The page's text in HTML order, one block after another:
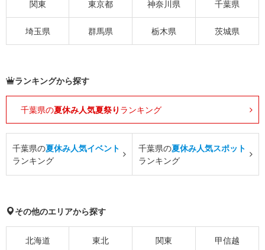
関東 東京都 神奈川県 千葉県
埼玉県 群馬県 栃木県 茨城県
ランキングから探す
千葉県の夏休み人気夏祭り ランキング
千葉県の夏休み人気イベント
ランキング
千葉県の夏休み人気スポット
ランキング
その他のエリアから探す
北海道 東北 関東 甲信越